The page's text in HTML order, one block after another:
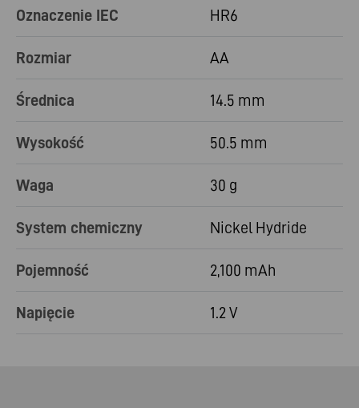
Oznaczenie IEC HR6
Rozmiar AA
Średnica 14.5 mm
Wysokość 50.5 mm
Waga 30 g
System chemiczny Nickel Hydride
Pojemność 2,100 mAh
Napięcie 1.2 V